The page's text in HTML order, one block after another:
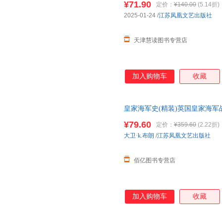
¥71.90 定价： ¥140.00 (5.14折)
天津慧读图书专营店
2025-01-24 /江苏凤凰文艺出版社
加入购物车 收藏
皇家海军史(精装)英国皇家海
¥79.60 定价： ¥359.60 (2.22折)
佰亿图书专营店
大卫·k.布朗 /江苏凤凰文艺出版社
加入购物车 收藏